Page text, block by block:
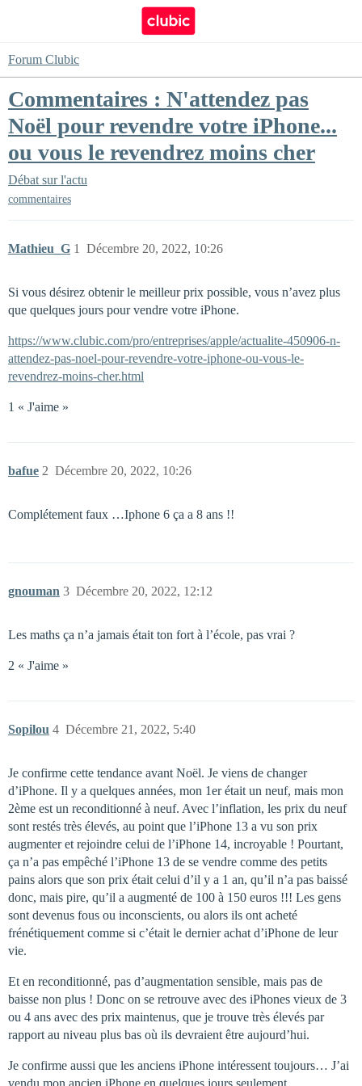
Forum Clubic
Commentaires : N'attendez pas
Noël pour revendre votre iPhone...
ou vous le revendrez moins cher
Débat sur l'actu
commentaires
Mathieu_G Décembre 20, 2022, 10:26
1
Si vous désirez obtenir le meilleur prix possible, vous n’avez plus
que quelques jours pour vendre votre iPhone.
https://www.clubic.com/pro/entreprises/apple/actualite-450906-n-
attendez-pas-noel-pour-revendre-votre-iphone-ou-vous-le-
revendrez-moins-cher.html
1 « J'aime »
bafue Décembre 20, 2022, 10:26
2
Complétement faux …Iphone 6 ça a 8 ans !!
gnouman Décembre 20, 2022, 12:12
3
Les maths ça n’a jamais était ton fort à l’école, pas vrai ?
2 « J'aime »
Sopilou Décembre 21, 2022, 5:40
4
Je confirme cette tendance avant Noël. Je viens de changer
d’iPhone. Il y a quelques années, mon 1er était un neuf, mais mon
2ème est un reconditionné à neuf. Avec l’inflation, les prix du neuf
sont restés très élevés, au point que l’iPhone 13 a vu son prix
augmenter et rejoindre celui de l’iPhone 14, incroyable ! Pourtant,
ça n’a pas empêché l’iPhone 13 de se vendre comme des petits
pains alors que son prix était celui d’il y a 1 an, qu’il n’a pas baissé
donc, mais pire, qu’il a augmenté de 100 à 150 euros !!! Les gens
sont devenus fous ou inconscients, ou alors ils ont acheté
frénétiquement comme si c’était le dernier achat d’iPhone de leur
vie.
Et en reconditionné, pas d’augmentation sensible, mais pas de
baisse non plus ! Donc on se retrouve avec des iPhones vieux de 3
ou 4 ans avec des prix maintenus, que je trouve très élevés par
rapport au niveau plus bas où ils devraient être aujourd’hui.
Je confirme aussi que les anciens iPhone intéressent toujours… J’ai